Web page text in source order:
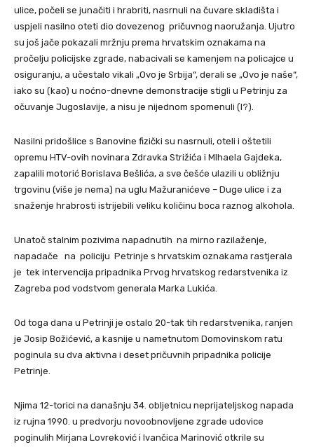
ulice, počeli se junačiti i hrabriti, nasrnuli na čuvare skladišta i
uspjeli nasilno oteti dio dovezenog pričuvnog naoružanja. Ujutro
su još jače pokazali mržnju prema hrvatskim oznakama na
pročelju policijske zgrade, nabacivali se kamenjem na policajce u
osiguranju, a učestalo vikali „Ovo je Srbija“, derali se „Ovo je naše“,
iako su (kao) u noćno-dnevne demonstracije stigli u Petrinju za
očuvanje Jugoslavije, a nisu je nijednom spomenuli (I?).
Nasilni pridošlice s Banovine fizički su nasrnuli, oteli i oštetili
opremu HTV-ovih novinara Zdravka Strižića i MIhaela Gajdeka,
zapalili motorić Borislava Bešlića, a sve češće ulazili u obližnju
trgovinu (više je nema) na uglu Mažuranićeve – Duge ulice i za
snaženje hrabrosti istrijebili veliku količinu boca raznog alkohola.
Unatoč stalnim pozivima napadnutih na mirno razilaženje,
napadače na policiju Petrinje s hrvatskim oznakama rastjerala
je tek intervencija pripadnika Prvog hrvatskog redarstvenika iz
Zagreba pod vodstvom generala Marka Lukića.
Od toga dana u Petrinji je ostalo 20-tak tih redarstvenika, ranjen
je Josip Božićević, a kasnije u nametnutom Domovinskom ratu
poginula su dva aktivna i deset pričuvnih pripadnika policije
Petrinje.
Njima 12-torici na današnju 34. obljetnicu neprijateljskog napada
iz rujna 1990. u predvorju novoobnovljene zgrade udovice
poginulih Mirjana Lovreković i Ivančica Marinović otkrile su